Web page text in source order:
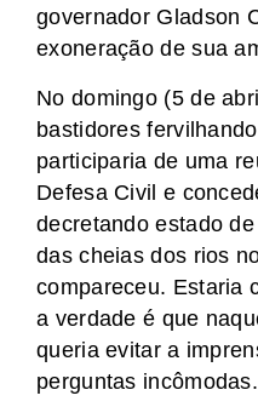
governador Gladson
exoneração de sua
No domingo (5 de
bastidores
participaria de uma
Defesa Civil e
decretando estado
das cheias dos rios
compareceu. Estaria
a verdade é que
queria evitar a
perguntas incômodas.